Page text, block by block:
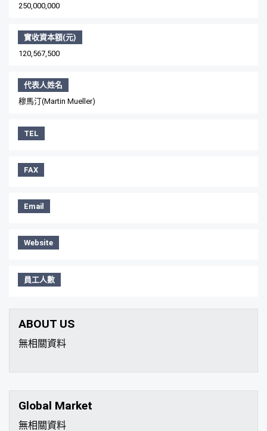
250,000,000
實收資本額(元)
120,567,500
代表人姓名
穆馬汀(Martin Mueller)
TEL
FAX
Email
Website
員工人數
ABOUT US
無相關資料
Global Market
無相關資料